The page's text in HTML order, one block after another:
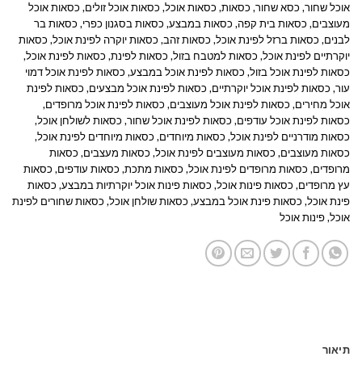
אוכל שחור, כסא שחור, כסאות, כסאות אוכל, כסאות אוכל זולים, כסאות אוכל
מעוצבים, כסאות בית קפה, כסאות במבצע, כסאות בסגנון כפרי, כסאות בר
לבנים, כסאות ברזל לפינת אוכל, כסאות זהב, כסאות יוקרה לפינת אוכל, כסאות
יוקרתיים לפינת אוכל, כסאות למטבח בזול, כסאות לפינת, כסאות לפינת אוכל,
כסאות לפינת אוכל בזול, כסאות לפינת אוכל במבצע, כסאות לפינת אוכל דמוי
עור, כסאות לפינת אוכל יוקרתיים, כסאות לפינת אוכל מבצעים, כסאות לפינת
אוכל מחירים, כסאות לפינת אוכל מעוצבים, כסאות לפינת אוכל מרופדים,
כסאות לפינת אוכל עודפים, כסאות לפינת אוכל שחור, כסאות לשולחן אוכל,
כסאות מודרניים לפינת אוכל, כסאות מיוחדים, כסאות מיוחדים לפינת אוכל,
כסאות מעוצבים, כסאות מעוצבים לפינת אוכל, כסאות מעצבים, כסאות
מרופדים, כסאות מרופדים לפינת אוכל, כסאות מתכת, כסאות עודפים, כסאות
עץ מרופדים, כסאות פינות אוכל, כסאות פינות אוכל יוקרתיות במבצע, כסאות
פינת אוכל, כסאות פינת אוכל במבצע, כסאות שולחן אוכל, כסאות שחורים לפינת
אוכל,פינות אוכל
תיאור